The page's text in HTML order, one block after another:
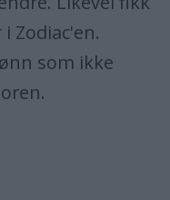
Zodiac'en.
som ikke